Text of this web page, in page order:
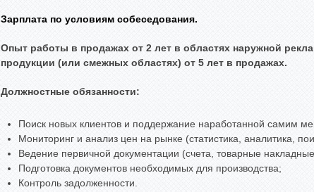
Зарплата по условиям собеседования.
Опыт работы в продажах от 2 лет в областях наружной
продукции (или смежных областях) от 5 лет в продажах.
Должностные обязанности:
Поиск новых клиентов и поддержание наработанной самим
Мониторинг и анализ цен на рынке (статистика, аналитика,
Ведение первичной документации (счета, товарные
Подготовка документов необходимых для производства;
Контроль задолженности.